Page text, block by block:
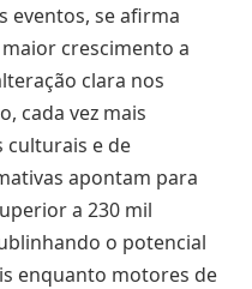
eventos, se afirma
crescimento a
clara nos
cada vez mais
culturais e de
apontam para
a 230 mil
o potencial
enquanto motores de